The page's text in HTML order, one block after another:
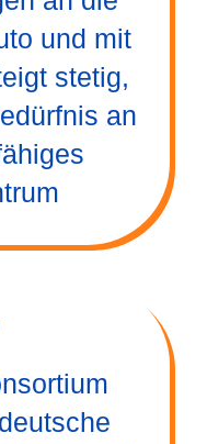
und mit
stetig,
an